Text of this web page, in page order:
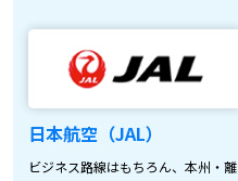
日本航空（JAL）
ビジネス路線はもちろん、本州・離